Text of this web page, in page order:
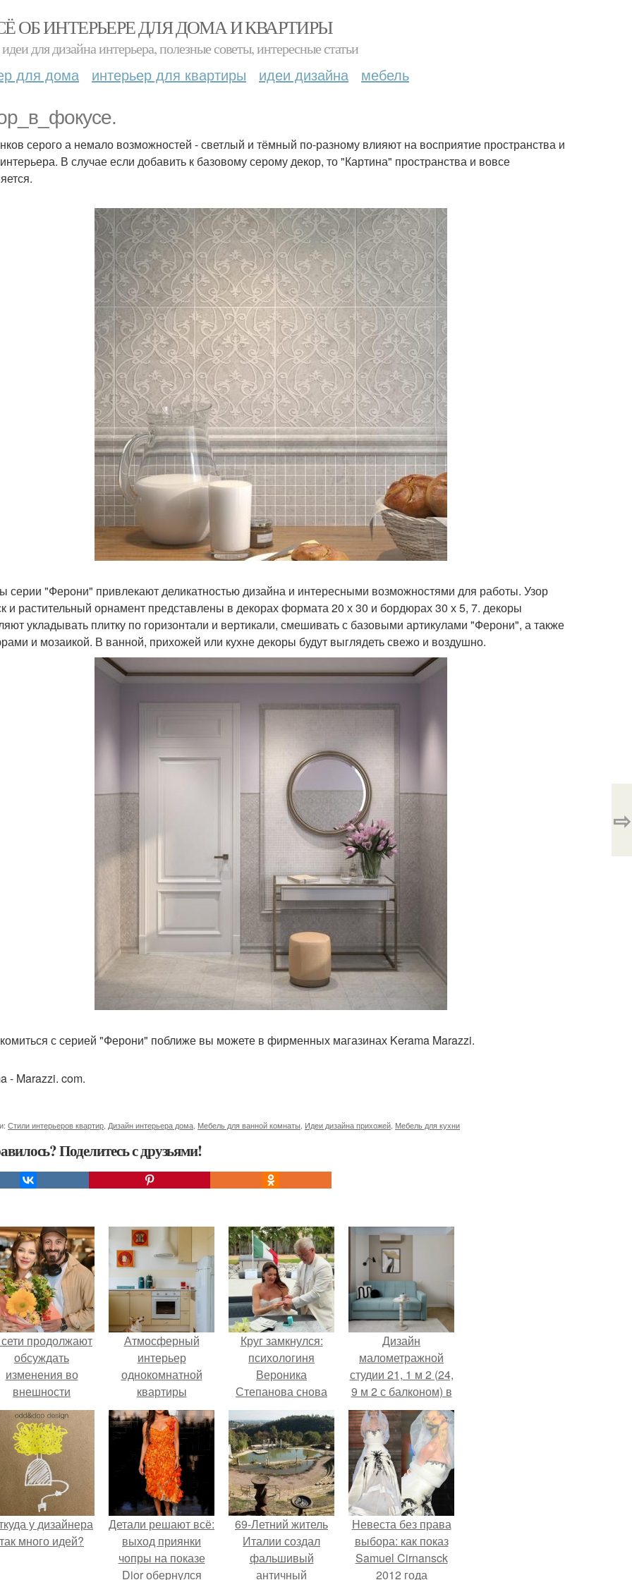
ОБ ИНТЕРЬЕРЕ ДЛЯ ДОМА И КВАРТИРЫ
для дизайна интерьера, полезные советы, интересные статьи
для дома интерьер для квартиры идеи дизайна мебель
серого а немало возможностей - светлый и тёмный по-разному влияют на восприятие пространства и
В случае если добавить к базовому серому декор, то "Картина" пространства и вовсе
серии "Ферони" привлекают деликатностью дизайна и интересными возможностями для работы. Узор
и растительный орнамент представлены в декорах формата 20 х 30 и бордюрах 30 х 5, 7. декоры
укладывать плитку по горизонтали и вертикали, смешивать с базовыми артикулами "Ферони", а также
и мозаикой. В ванной, прихожей или кухне декоры будут выглядеть свежо и воздушно.
с серией "Ферони" поближе вы можете в фирменных магазинах Kerama Marazzi.
- Marazzi. com.
Стили интерьеров квартир Дизайн интерьера дома Мебель для ванной комнаты Идеи дизайна прихожей Мебель для кухни
Поделитесь с друзьями!
⇨
продолжают
обсуждать
изменения во
внешности
актрисы.
Атмосферный
интерьер
однокомнатной
квартиры
площадью 33 кв.
Круг замкнулся:
психологиня
Вероника
Степанова снова
вышла замуж за
собственного
бывшего мужа.
Дизайн
малометражной
студии 21, 1 м 2 (24,
9 м 2 с балконом) в
Краснодаре.
у дизайнера
так много идей?
Детали решают всё:
выход приянки
чопры на показе
Dior обернулся
69-Летний житель
Италии создал
фальшивый
античный
Невеста без права
выбора: как показ
Samuel Cirnansck
2012 года